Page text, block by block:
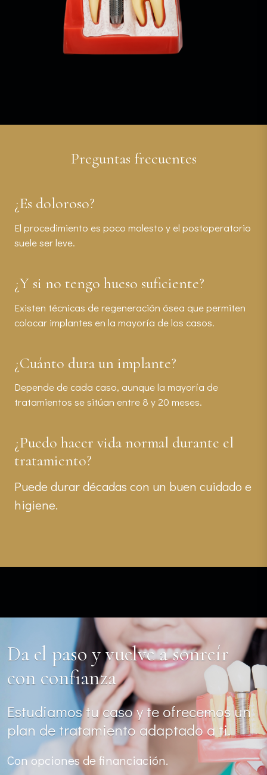
Preguntas frecuentes
¿Es doloroso?
El procedimiento es poco molesto y el postoperatorio
suele ser leve.
¿Y si no tengo hueso suficiente?
Existen técnicas de regeneración ósea que permiten
colocar implantes en la mayoría de los casos.
¿Cuánto dura un implante?
Depende de cada caso, aunque la mayoría de
tratamientos se sitúan entre 8 y 20 meses.
¿Puedo hacer vida normal durante el
tratamiento?
Puede durar décadas con un buen cuidado e
higiene.
Da el paso y vuelve a sonreír
con confianza
Estudiamos tu caso y te ofrecemos un
plan de tratamiento adaptado a ti.
Con opciones de financiación.